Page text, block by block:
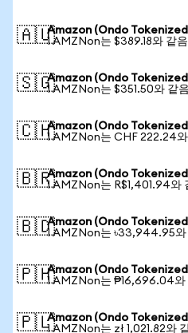
🇦🇺Amazon (Ondo
1 AMZNon는 $389.18와 같음
🇸🇬Amazon (Ondo
1 AMZNon는 $351.50와 같음
🇨🇭Amazon (Ondo
1 AMZNon는 CHF 222.24
🇧🇷Amazon (Ondo
1 AMZNon는 R$1,401.94와
🇧🇩Amazon (Ondo
1 AMZNon는 ৳33,944.95와
🇵🇭Amazon (Ondo
1 AMZNon는 ₱16,696.04와
🇵🇱Amazon (Ondo Tokenized)
1 AMZNon는 zł 1,021.82와